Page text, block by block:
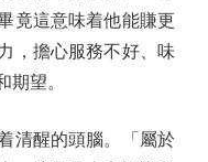
竟這意味着他能賺更
，擔心服務不好、味
期望。
醒的頭腦。「屬於